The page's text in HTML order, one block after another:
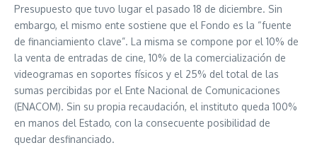
Presupuesto que tuvo lugar el pasado 18 de diciembre. Sin
embargo, el mismo ente sostiene que el Fondo es la “fuente
de financiamiento clave”. La misma se compone por el 10% de
la venta de entradas de cine, 10% de la comercialización de
videogramas en soportes físicos y el 25% del total de las
sumas percibidas por el Ente Nacional de Comunicaciones
(ENACOM). Sin su propia recaudación, el instituto queda 100%
en manos del Estado, con la consecuente posibilidad de
quedar desfinanciado.